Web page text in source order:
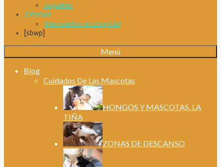
Juguetes
¡Ofertas!
¡Descuentos en Zooplús!
[sbwp]
Menú
Blog
Cuidados De Las Mascotas
HONGOS Y MASCOTAS. LA
TIÑA
ZONAS DE DESCANSO